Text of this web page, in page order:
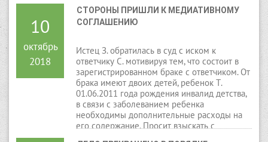
10
октябрь
2018
СТОРОНЫ ПРИШЛИ К МЕДИАТИВНОМУ
СОГЛАШЕНИЮ
Истец З. обратилась в суд с иском к
ответчику С. мотивируя тем, что состоит в
зарегистрированном браке с ответчиком. От
брака имеют двоих детей, ребенок Т.
01.06.2011 года рождения инвалид детства,
в связи с заболеванием ребенка
необходимы дополнительные расходы на
его содержание. Просит взыскать с